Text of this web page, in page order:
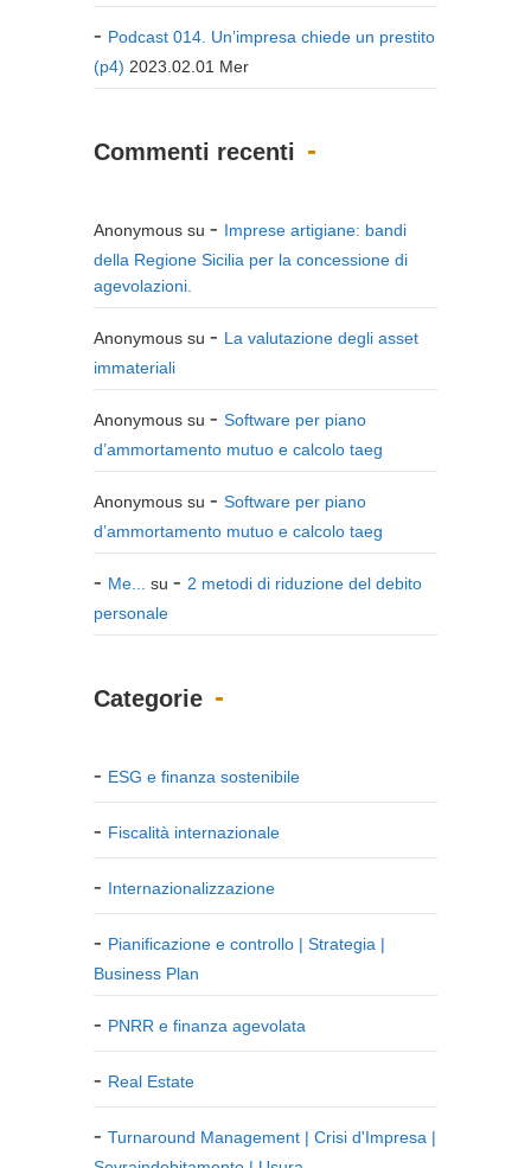
Podcast 014. Un’impresa chiede un prestito
(p4) 2023.02.01 Mer
Commenti recenti
Anonymous su
Imprese artigiane: bandi
della Regione Sicilia per la concessione di
agevolazioni.
Anonymous su
La valutazione degli asset
immateriali
Anonymous su
Software per piano
d’ammortamento mutuo e calcolo taeg
Anonymous su
Software per piano
d’ammortamento mutuo e calcolo taeg
Me... su
2 metodi di riduzione del debito
personale
Categorie
ESG e finanza sostenibile
Fiscalità internazionale
Internazionalizzazione
Pianificazione e controllo | Strategia |
Business Plan
PNRR e finanza agevolata
Real Estate
Turnaround Management | Crisi d'Impresa |